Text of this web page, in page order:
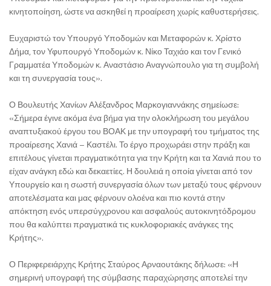
κινητοποίηση, ώστε να ασκηθεί η προαίρεση χωρίς καθυστερήσεις.
Ευχαριστώ τον Υπουργό Υποδομών και Μεταφορών κ. Χρίστο
Δήμα, τον Υφυπουργό Υποδομών κ. Νίκο Ταχιάο και τον Γενικό
Γραμματέα Υποδομών κ. Αναστάσιο Αναγνώπουλο για τη συμβολή
και τη συνεργασία τους».
Ο Βουλευτής Χανίων Αλέξανδρος Μαρκογιαννάκης σημείωσε:
«Σήμερα έγινε ακόμα ένα βήμα για την ολοκλήρωση του μεγάλου
αναπτυξιακού έργου του ΒΟΑΚ με την υπογραφή του τμήματος της
προαίρεσης Χανιά – Καστέλι. Το έργο προχωράει στην πράξη και
επιτέλους γίνεται πραγματικότητα για την Κρήτη και τα Χανιά που το
είχαν ανάγκη εδώ και δεκαετίες. Η δουλειά η οποία γίνεται από τον
Υπουργείο και η σωστή συνεργασία όλων των μεταξύ τους φέρνουν
αποτελέσματα και μας φέρνουν ολοένα και πιο κοντά στην
απόκτηση ενός υπερσύγχρονου και ασφαλούς αυτοκινητόδρομου
που θα καλύπτει πραγματικά τις κυκλοφοριακές ανάγκες της
Κρήτης».
Ο Περιφερειάρχης Κρήτης Σταύρος Αρναουτάκης δήλωσε: «Η
σημερινή υπογραφή της σύμβασης παραχώρησης αποτελεί την